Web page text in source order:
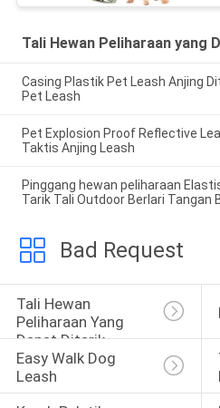
Tali Hewan Peliharaan yang
Casing Plastik Pet Leash Anjing
Pet Leash
Pet Explosion Proof Reflective
Taktis Anjing Leash
Pinggang hewan peliharaan
Tarik Tali Outdoor Berlari Tangan
Bad Request
Tali Hewan
Peliharaan Yang
Dapat Ditarik
Easy Walk Dog
Leash